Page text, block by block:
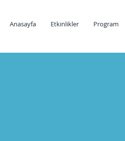
Anasayfa Etkinlikler Program